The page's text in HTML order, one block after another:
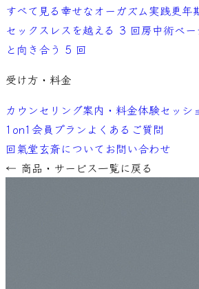
すべて見る 幸せなオーガズム実践更年
セックスレスを越える 3 回房中術ベー
と向き合う 5 回
受け方・料金
カウンセリング案内・料金体験セッシ
1on1 会員プラン よくあるご質問
回氣堂玄斎について お問い合わせ
← 商品・サービス一覧に戻る